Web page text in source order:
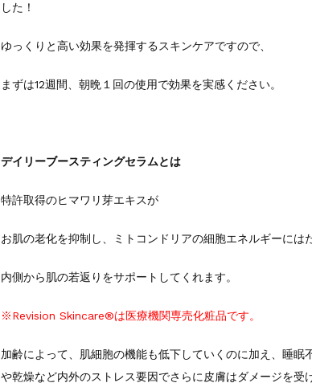
した！
ゆっくりと高い効果を発揮するスキンケアですので、
まずは12週間、朝晩１回の使用で効果を実感ください。
デイリーブースティングセラムとは
特許取得のヒマワリ芽エキスが
お肌の老化を抑制し、ミトコンドリアの細胞エネルギーには
内側から肌の若返りをサポートしてくれます。
※Revision Skincare®︎は医療機関専売化粧品です。
加齢によって、肌細胞の機能も低下していくのに加え、睡眠
や乾燥など内外のストレス要因でさらに皮膚はダメージを受